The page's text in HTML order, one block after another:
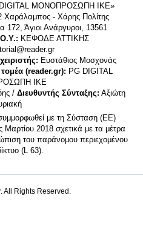
MONΟΠΡΟΣΩΠΗ ΙΚΕ»
Χαράλαμπος - Χάρης Πολίτης
172, Άγιοι Ανάργυροι, 13561
ΚΕΦΟΔΕ ΑΤΤΙΚΗΣ
Ευστάθιος Μοσχονάς
(reader.gr): PG DIGITAL
ΙΚΕ
/ Διευθυντής Σύνταξης: Αξιώτη
συμμορφωθεί με τη Σύσταση (ΕΕ)
Μαρτίου 2018 σχετικά με τα μέτρα
του παράνομου περιεχομένου
(L 63).
All Rights Reserved.